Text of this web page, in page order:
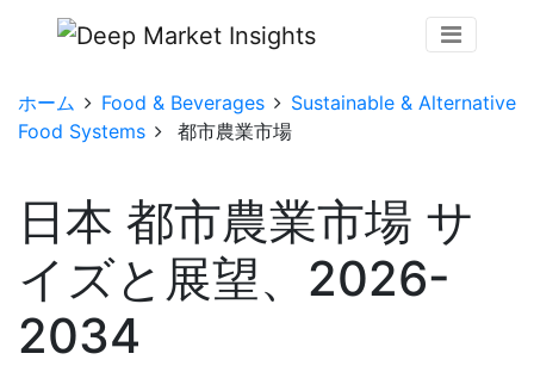
ホーム Food & Beverages
Sustainable & Alternative
Food Systems
都市農業市場
日本 都市農業市場 サ
イズと展望、2026-
2034